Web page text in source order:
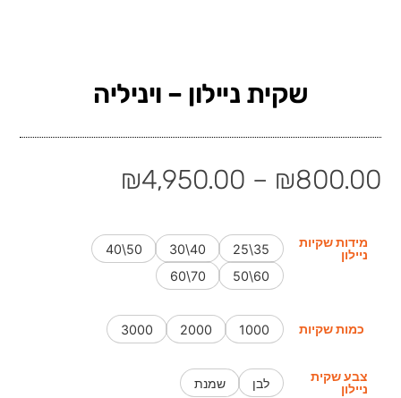
שקית ניילון – ויניליה
₪800.00
–
₪4,950.00
מידות שקיות
ניילון
35\25
40\30
50\40
60\50
70\60
כמות שקיות 1000
2000
3000
צבע שקית
ניילון
לבן שמנת